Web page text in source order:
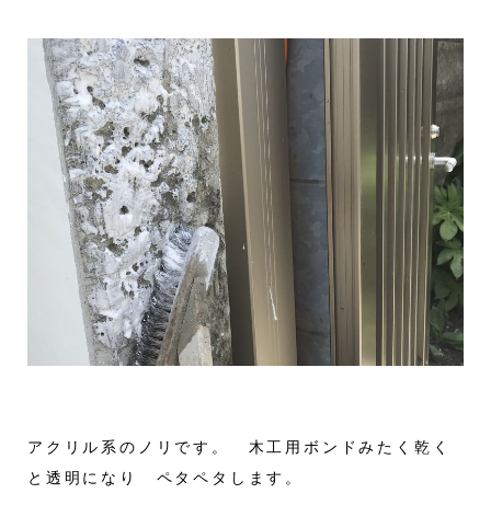
アクリル系のノリです。 木工用ボンドみたく乾く
と透明になり ペタペタします。